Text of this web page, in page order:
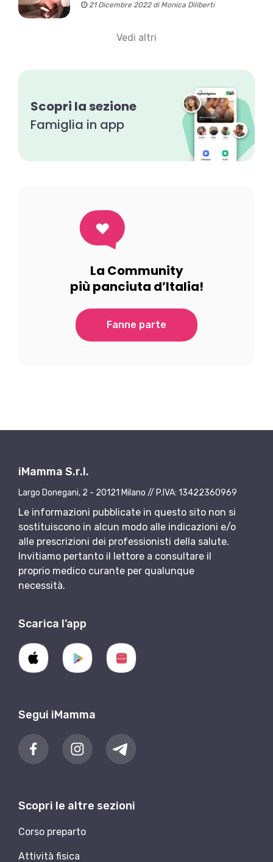
21 Dicembre 2022 di Monica Diliberti
Vedi altri
Scopri la sezione
Famiglia in app
La Community
più panciuta d’Italia!
Fanne parte
iMamma S.r.l.
Largo Donegani, 2 - 20121 Milano // P.IVA: 13422360969
Le informazioni pubblicate in questo sito non si
sostituiscono in alcun modo alle indicazioni e/o
alle prescrizioni dei professionisti della salute.
Invitiamo pertanto il lettore a consultare il
proprio medico curante per qualunque
necessità.
Scarica l’app
Segui iMamma
Scopri le altre sezioni
Corso preparto
Attività fisica